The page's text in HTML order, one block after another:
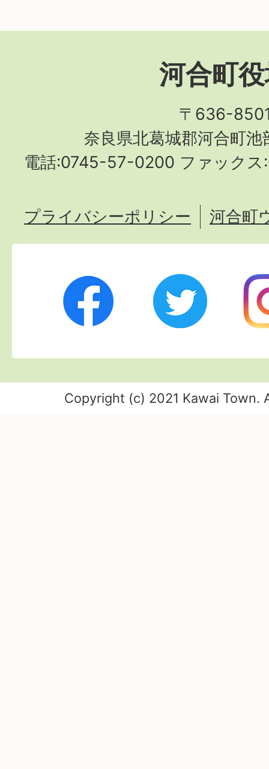
河合町
〒636-
奈良県北葛城郡河合町池
電話:0745-57-0200 ファック
Facebook Twitter
プライバシーポリシー 河合町
Copyright (c) 2021 Kawai Town.